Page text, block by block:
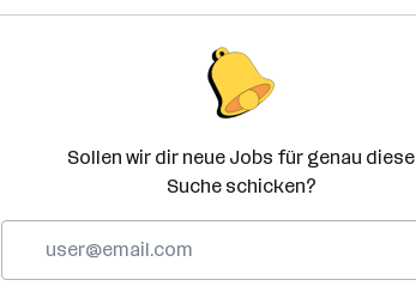
Sollen wir dir neue Jobs für genau diese
Suche schicken?